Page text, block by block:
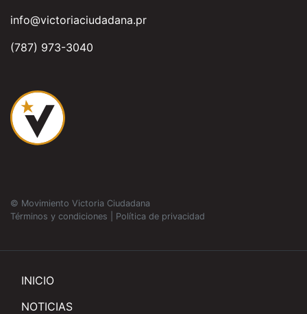
info@victoriaciudadana.pr
(787) 973-3040
© Movimiento Victoria Ciudadana
Términos y condiciones
Política de privacidad
INICIO
NOTICIAS